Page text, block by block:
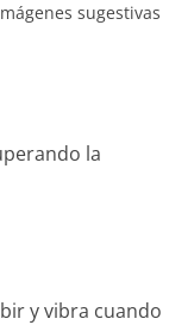
sugestivas
la
y vibra cuando